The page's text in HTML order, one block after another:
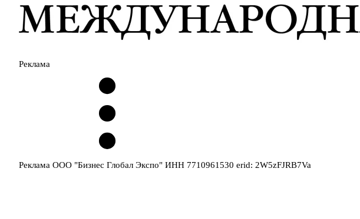
Реклама
Реклама ООО "Бизнес Глобал Экспо" ИНН 7710961530 erid: 2W5zFJRB7Va